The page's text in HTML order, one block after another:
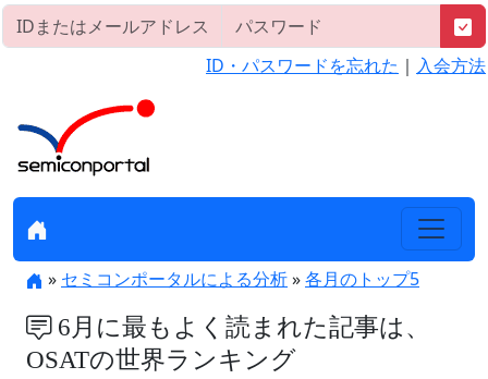
ID・パスワードを忘れた ｜ 入会方法
» セミコンポータルによる分析»各月のトップ5
6月に最もよく読まれた記事は、
OSATの世界ランキング